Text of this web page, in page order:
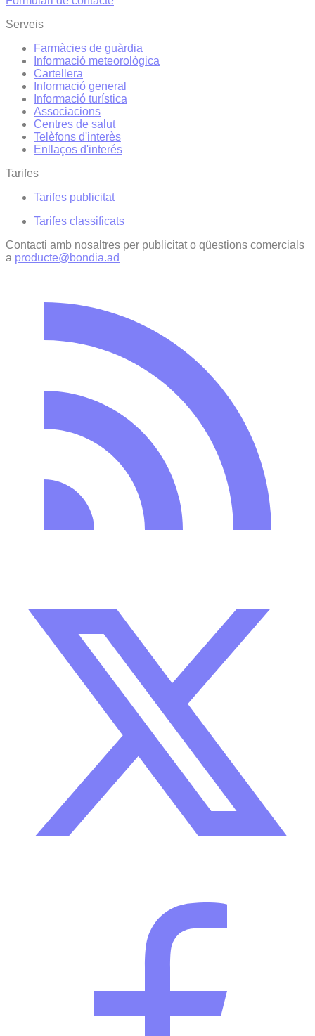
Serveis
Farmàcies de guàrdia
Informació meteorològica
Cartellera
Informació general
Informació turística
Associacions
Centres de salut
Telèfons d'interès
Enllaços d'interés
Tarifes
Tarifes publicitat
Tarifes classificats
Contacti amb nosaltres per publicitat o qüestions comercials
a producte@bondia.ad